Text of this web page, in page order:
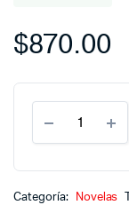
$870.00
Piernas
Largas
enemigo
Categoría: Novelas